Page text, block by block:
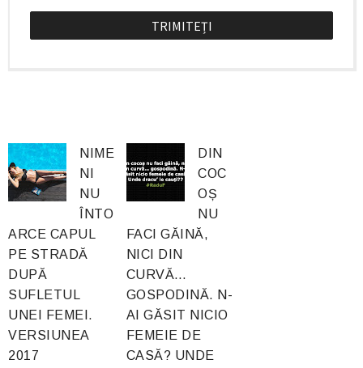
NIME
NI
NU
ÎNTO
ARCE CAPUL
PE STRADĂ
DUPĂ
SUFLETUL
UNEI FEMEI.
VERSIUNEA
2017
DIN
COC
OȘ
NU
FACI GĂINĂ,
NICI DIN
CURVĂ…
GOSPODINĂ. N-
AI GĂSIT NICIO
FEMEIE DE
CASĂ? UNDE